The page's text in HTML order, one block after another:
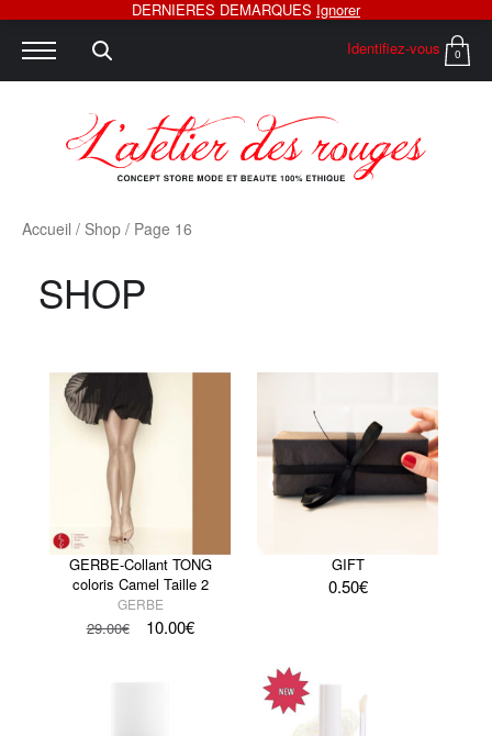
Identifiez-vous 0
Accueil / Shop / Page 16
SHOP
GERBE-Collant TONG
coloris Camel Taille 2
GERBE
29.00€ 10.00€
GIFT
0.50€
DERNIERES DEMARQUES Ignorer